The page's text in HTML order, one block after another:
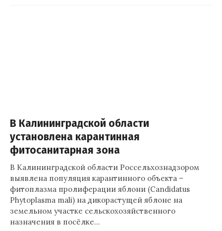
В Калининградской области
установлена карантинная
фитосанитарная зона
В Калининградской области Россельхознадзором
выявлена популяция карантинного объекта –
фитоплазма пролиферации яблони (Candidatus
Phytoplasma mali) на дикорастущей яблоне на
земельном участке сельскохозяйственного
назначения в посёлке…